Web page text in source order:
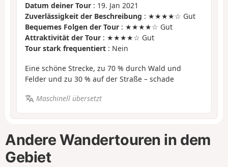
Datum deiner Tour : 19. Jan 2021
Zuverlässigkeit der Beschreibung : ★★★★☆ Gut
Bequemes Folgen der Tour : ★★★★☆ Gut
Attraktivität der Tour : ★★★★☆ Gut
Tour stark frequentiert : Nein
Eine schöne Strecke, zu 70 % durch Wald und
Felder und zu 30 % auf der Straße – schade
Maschinell übersetzt
Andere Wandertouren in dem
Gebiet